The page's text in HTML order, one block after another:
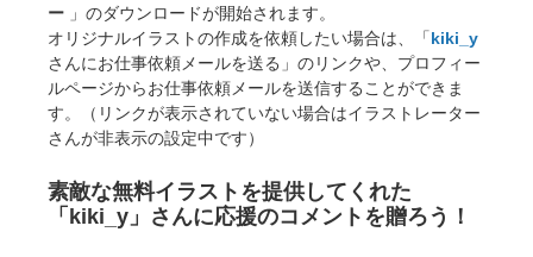
ー 」のダウンロードが開始されます。
オリジナルイラストの作成を依頼したい場合は、「kiki_y
さんにお仕事依頼メールを送る」のリンクや、プロフィー
ルページからお仕事依頼メールを送信することができま
す。（リンクが表示されていない場合はイラストレーター
さんが非表示の設定中です）
素敵な無料イラストを提供してくれた
「kiki_y」さんに応援のコメントを贈ろう！